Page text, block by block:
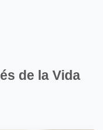
de la Vida